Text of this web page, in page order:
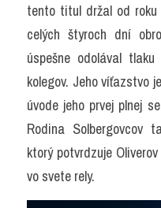
tento titul držal od roku
celých štyroch dní
úspešne odolával
kolegov. Jeho víťazstvo
úvode jeho prvej plnej
Rodina Solbergovcov
ktorý potvrdzuje
vo svete rely.